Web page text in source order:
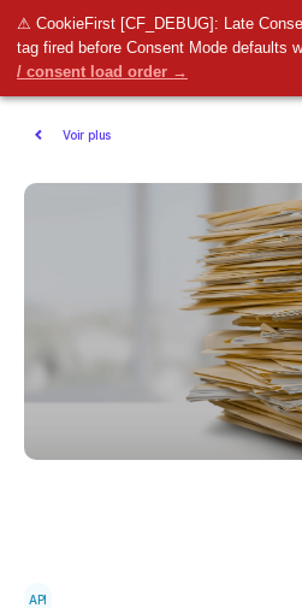
⚠ CookieFirst [CF_DEBUG]: Late
tag fired before Consent Mode defaults
/ consent load order →
Voir plus
API